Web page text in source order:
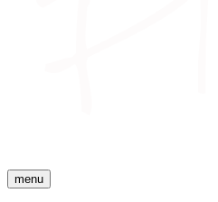
menu